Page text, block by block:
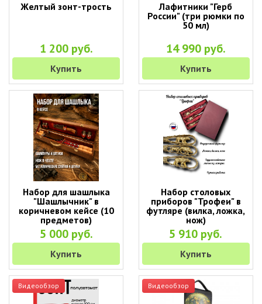
Желтый зонт-трость
1 200 руб.
Купить
Лафитники "Герб
России" (три рюмки по
50 мл)
14 990 руб.
Купить
Набор для шашлыка
"Шашлычник" в
коричневом кейсе (10
предметов)
5 000 руб.
Купить
Набор столовых
приборов "Трофеи" в
футляре (вилка, ложка,
нож)
5 910 руб.
Купить
Видеообзор Видеообзор